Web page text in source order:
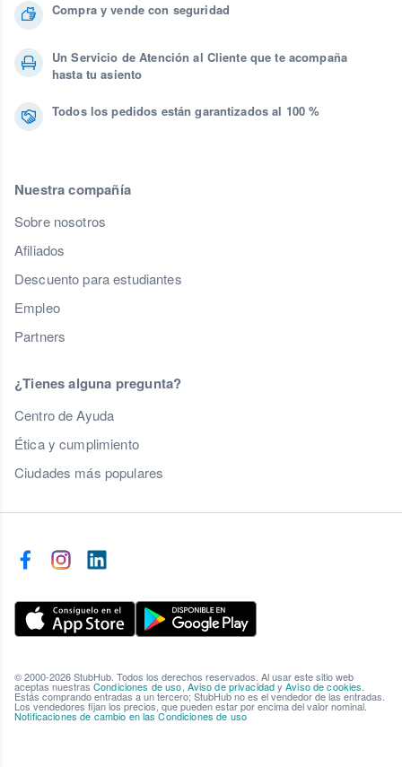
Compra y vende con seguridad
Un Servicio de Atención al Cliente que te acompaña
hasta tu asiento
Todos los pedidos están garantizados al 100 %
Nuestra compañía
Sobre nosotros
Afiliados
Descuento para estudiantes
Empleo
Partners
¿Tienes alguna pregunta?
Centro de Ayuda
Ética y cumplimiento
Ciudades más populares
© 2000-2026 StubHub. Todos los derechos reservados. Al usar este sitio web
aceptas nuestras Condiciones de uso, Aviso de privacidadyAviso de cookies.
Estás comprando entradas a un tercero; StubHub no es el vendedor de las entradas.
Los vendedores fijan los precios, que pueden estar por encima del valor nominal.
Notificaciones de cambio en las Condiciones de uso